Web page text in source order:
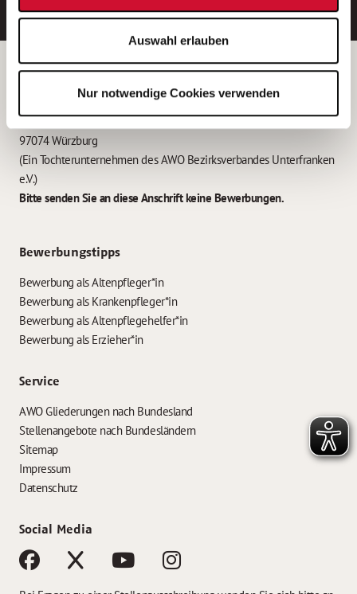
Auswahl erlauben
Nur notwendige Cookies verwenden
Betreiber der Webseite
Garitz Bewirtschaftungsbetriebe GmbH
Kantstraße 45a
97074 Würzburg
(Ein Tochterunternehmen des AWO Bezirksverbandes Unterfranken
e.V.)
Bitte senden Sie an diese Anschrift keine Bewerbungen.
Bewerbungstipps
Bewerbung als Altenpfleger*in
Bewerbung als Krankenpfleger*in
Bewerbung als Altenpflegehelfer*in
Bewerbung als Erzieher*in
Service
AWO Gliederungen nach Bundesland
Stellenangebote nach Bundesländern
Sitemap
Impressum
Datenschutz
Social Media